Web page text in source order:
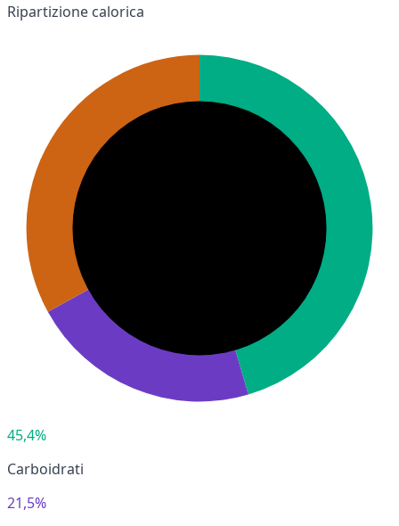
Ripartizione calorica
45,4%
Carboidrati
21,5%